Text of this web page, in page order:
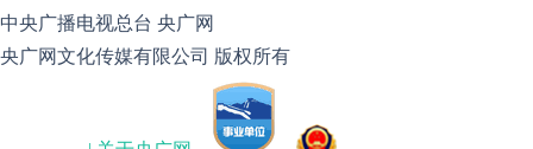
中央广播电视总台 央广网
央广网文化传媒有限公司 版权所有